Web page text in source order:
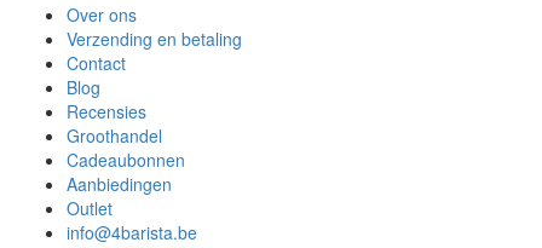
Over ons
Verzending en betaling
Contact
Blog
Recensies
Groothandel
Cadeaubonnen
Aanbiedingen
Outlet
info@4barista.be